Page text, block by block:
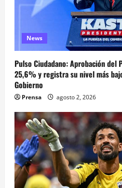
News
Pulso Ciudadano: Aprobación del
25,6% y registra su nivel más
Gobierno
Prensa agosto 2, 2026